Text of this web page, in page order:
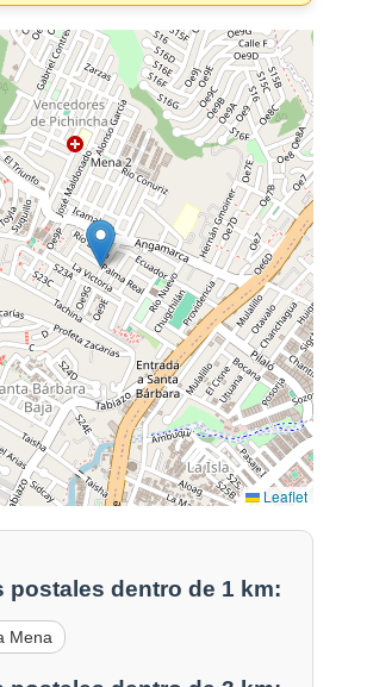
Leaflet
postales dentro de 1 km:
Mena